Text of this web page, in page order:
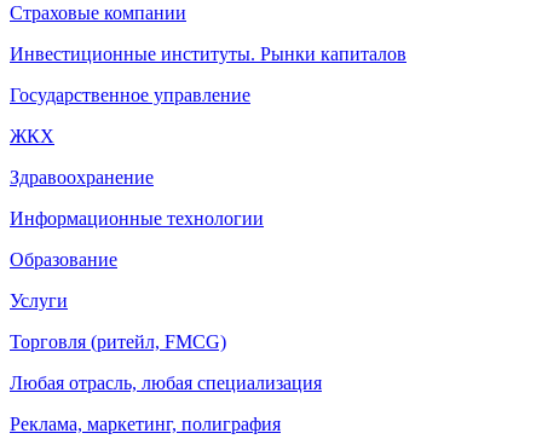
Страховые компании
Инвестиционные институты. Рынки капиталов
Государственное управление
ЖКХ
Здравоохранение
Информационные технологии
Образование
Услуги
Торговля (ритейл, FMCG)
Любая отрасль, любая специализация
Реклама, маркетинг, полиграфия